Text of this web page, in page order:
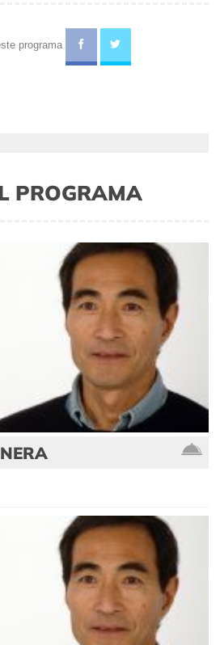
programa
PROGRAMA